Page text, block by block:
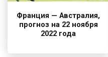
Франция — Австралия,
прогноз на 22 ноября
2022 года